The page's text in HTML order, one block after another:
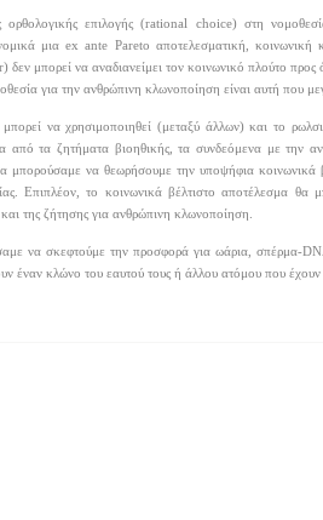
ορθολογικής επιλογής (rational choice) στη
μια ex ante Pareto αποτελεσματική,
μπορεί να αναδιανείμει τον κοινωνικό πλούτο
για την ανθρώπινη κλωνοποίηση είναι αυτή που
να χρησιμοποιηθεί (μεταξύ άλλων) και το
από τα ζητήματα βιοηθικής, τα συνδεόμενα με την
μπορούσαμε να θεωρήσουμε την υποψήφια
Επιπλέον, το κοινωνικά βέλτιστο αποτέλεσμα θα
της ζήτησης για ανθρώπινη κλωνοποίηση.
να σκεφτούμε την προσφορά για ωάρια, σπέρμα-
έναν κλώνο του εαυτού τους ή άλλου ατόμου που έχουν